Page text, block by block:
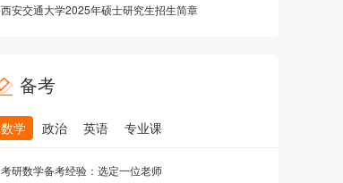
西安交通大学2025年硕士研究生招生简章
备考
数学 政治 英语 专业课
考研数学备考经验：选定一位老师